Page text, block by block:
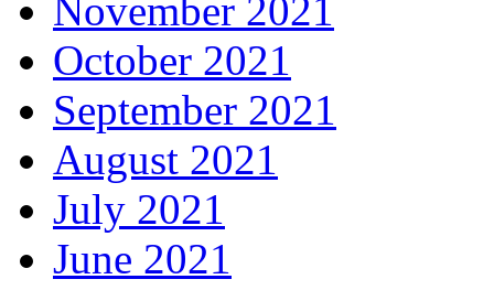
November 2021
October 2021
September 2021
August 2021
July 2021
June 2021